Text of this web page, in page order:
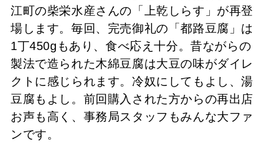
江町の柴栄水産さんの「上乾しらす」が再登
場します。毎回、完売御礼の「都路豆腐」は
1丁450gもあり、食べ応え十分。昔ながらの
製法で造られた木綿豆腐は大豆の味がダイレ
クトに感じられます。冷奴にしてもよし、湯
豆腐もよし。前回購入された方からの再出店
お声も高く、事務局スタッフもみんな大ファ
ンです。